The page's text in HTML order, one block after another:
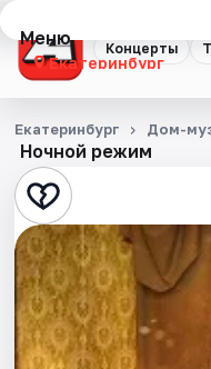
Концерты
Меню
Екатеринбург
Концерты
Театр
Стендап
Выставки
Квесты
Ночной режим
Екатеринбург Дом-